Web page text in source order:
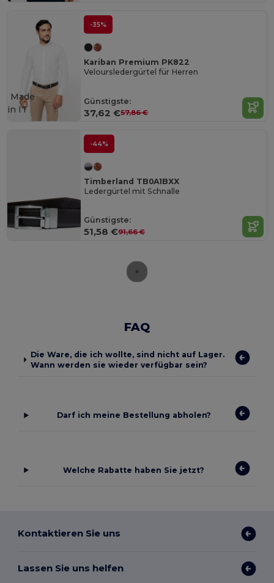
-35%
Kariban Premium PK822
Veloursledergürtel für Herren
Günstigste:
37,62 €57,86 €
Made
in IT
-44%
Timberland TB0A1BXX
Ledergürtel mit Schnalle
Günstigste:
51,58 €91,66 €
FAQ
Die Ware, die ich wollte, sind nicht auf Lager.
Wann werden sie wieder verfügbar sein?
Darf ich meine Bestellung abholen?
Welche Rabatte haben Sie jetzt?
Kontaktieren Sie uns
Lassen Sie uns helfen